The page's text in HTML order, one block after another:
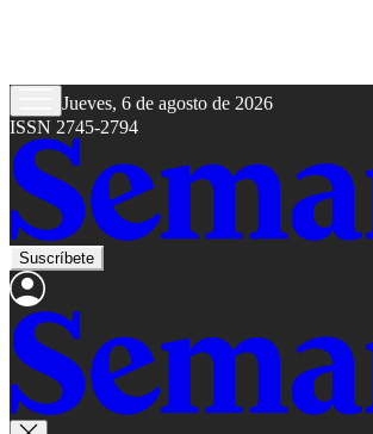
Jueves, 6 de agosto de 2026
ISSN 2745-2794
Suscríbete